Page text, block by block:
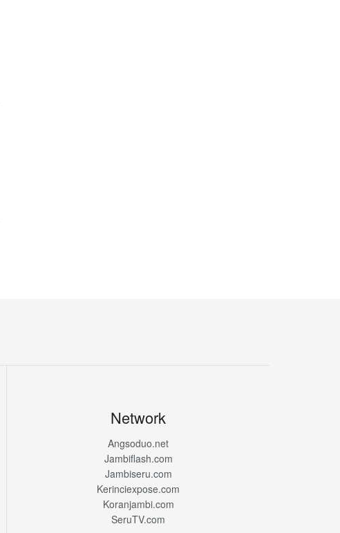
Network
Angsoduo.net
Jambiflash.com
Jambiseru.com
Kerinciexpose.com
Koranjambi.com
SeruTV.com